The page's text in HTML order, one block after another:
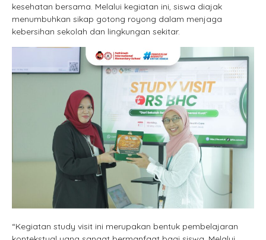
kesehatan bersama. Melalui kegiatan ini, siswa diajak
menumbuhkan sikap gotong royong dalam menjaga
kebersihan sekolah dan lingkungan sekitar.
“Kegiatan study visit ini merupakan bentuk pembelajaran